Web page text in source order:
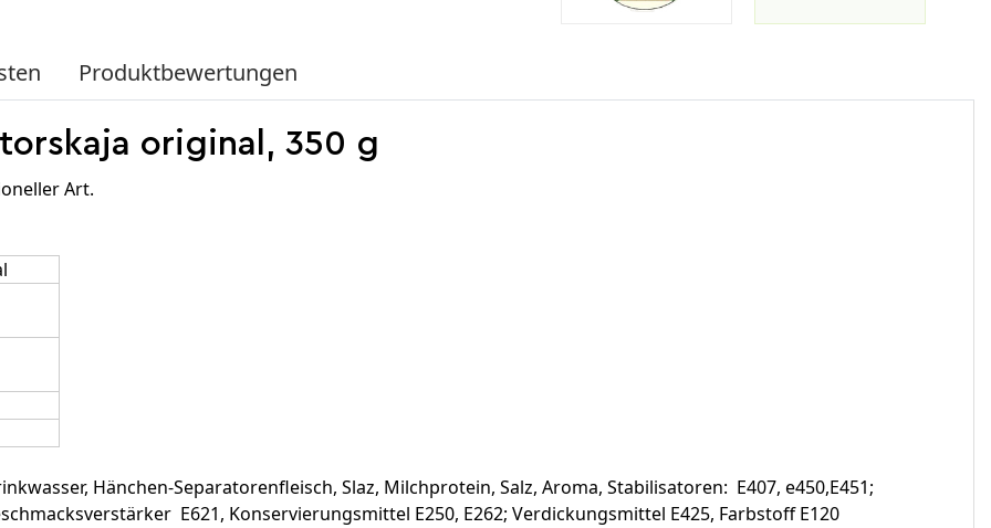
Produktbewertungen
original, 350 g
Art.
Hänchen-Separatorenfleisch, Slaz, Milchprotein, Salz, Aroma, Stabilisatoren: E407, e450,E451;
E621, Konservierungsmittel E250, E262; Verdickungsmittel E425, Farbstoff E120